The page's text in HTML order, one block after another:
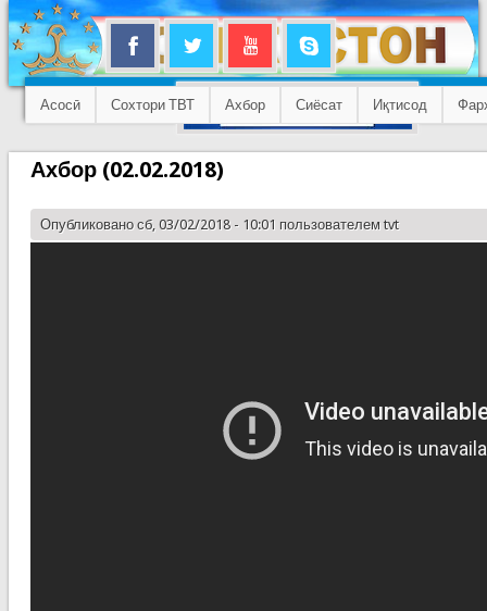
Асосӣ Сохтори ТВТ Ахбор Сиёсат Иқтисод
Ахбор (02.02.2018)
Опубликовано сб, 03/02/2018 - 10:01 пользователем tvt